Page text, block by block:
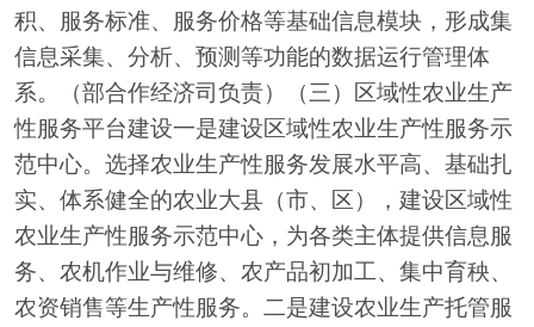
积、服务标准、服务价格等基础信息模块，形成集
信息采集、分析、预测等功能的数据运行管理体
系。（部合作经济司负责）（三）区域性农业生产
性服务平台建设一是建设区域性农业生产性服务示
范中心。选择农业生产性服务发展水平高、基础扎
实、体系健全的农业大县（市、区），建设区域性
农业生产性服务示范中心，为各类主体提供信息服
务、农机作业与维修、农产品初加工、集中育秧、
农资销售等生产性服务。二是建设农业生产托管服